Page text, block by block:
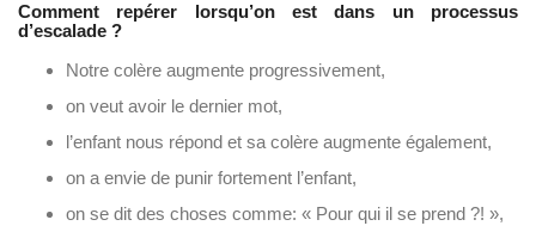
Comment repérer lorsqu’on est dans un processus
d’escalade ?
Notre colère augmente progressivement,
on veut avoir le dernier mot,
l’enfant nous répond et sa colère augmente également,
on a envie de punir fortement l’enfant,
on se dit des choses comme: « Pour qui il se prend ?! »,